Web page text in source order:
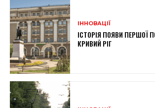
ІННОВАЦІЇ
ІСТОРІЯ ПОЯВИ ПЕРШОЇ
КРИВИЙ РІГ